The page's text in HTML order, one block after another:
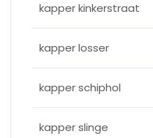
kapper kinkerstraat
kapper losser
kapper schiphol
kapper slinge